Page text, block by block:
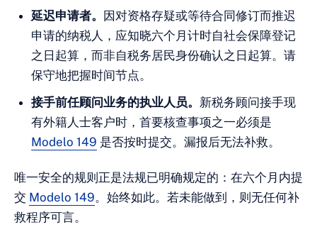
延迟申请者。 因对资格存疑或等待合同修订而推迟
申请的纳税人，应知晓六个月计时自社会保障登记
之日起算，而非自税务居民身份确认之日起算。请
保守地把握时间节点。
接手前任顾问业务的执业人员。 新税务顾问接手现
有外籍人士客户时，首要核查事项之一必须是
Modelo 149 是否按时提交。漏报后无法补救。
唯一安全的规则正是法规已明确规定的：在六个月内提
交 Modelo 149。始终如此。若未能做到，则无任何补
救程序可言。